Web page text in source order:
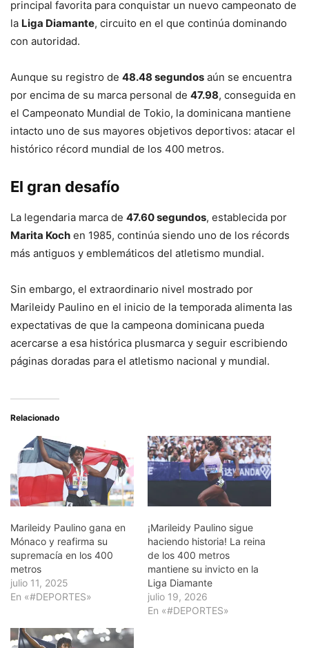
principal favorita para conquistar un nuevo campeonato de
la Liga Diamante, circuito en el que continúa dominando
con autoridad.
Aunque su registro de 48.48 segundos aún se encuentra
por encima de su marca personal de 47.98, conseguida en
el Campeonato Mundial de Tokio, la dominicana mantiene
intacto uno de sus mayores objetivos deportivos: atacar el
histórico récord mundial de los 400 metros.
El gran desafío
La legendaria marca de 47.60 segundos, establecida por
Marita Koch en 1985, continúa siendo uno de los récords
más antiguos y emblemáticos del atletismo mundial.
Sin embargo, el extraordinario nivel mostrado por
Marileidy Paulino en el inicio de la temporada alimenta las
expectativas de que la campeona dominicana pueda
acercarse a esa histórica plusmarca y seguir escribiendo
páginas doradas para el atletismo nacional y mundial.
Relacionado
Marileidy Paulino gana en
Mónaco y reafirma su
supremacía en los 400
metros
julio 11, 2025
En «#DEPORTES»
¡Marileidy Paulino sigue
haciendo historia! La reina
de los 400 metros
mantiene su invicto en la
Liga Diamante
julio 19, 2026
En «#DEPORTES»